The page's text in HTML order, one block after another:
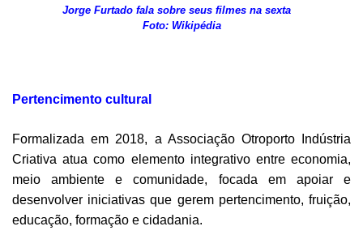
Jorge Furtado fala sobre seus filmes na sexta
Foto: Wikipédia
Pertencimento cultural
Formalizada em 2018, a Associação Otroporto Indústria
Criativa atua como elemento integrativo entre economia,
meio ambiente e comunidade, focada em apoiar e
desenvolver iniciativas que gerem pertencimento, fruição,
educação, formação e cidadania.